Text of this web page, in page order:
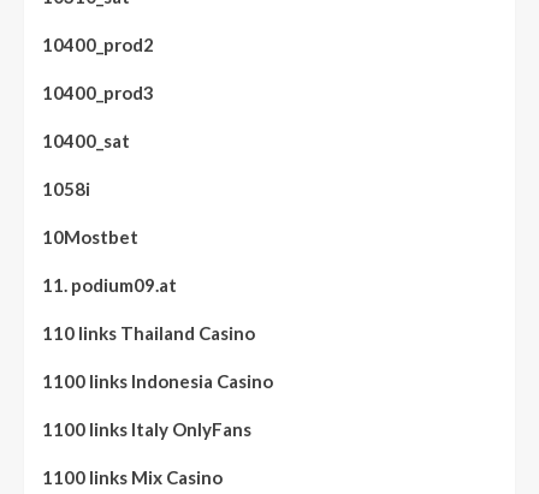
10400_prod2
10400_prod3
10400_sat
1058i
10Mostbet
11. podium09.at
110 links Thailand Casino
1100 links Indonesia Casino
1100 links Italy OnlyFans
1100 links Mix Casino